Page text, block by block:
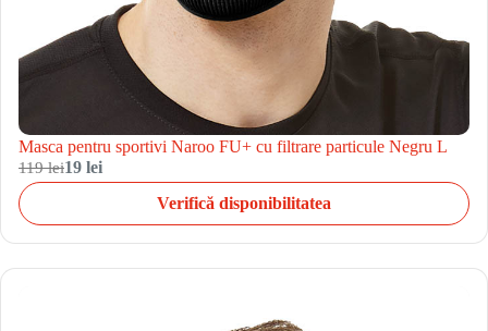
Masca pentru sportivi Naroo FU+ cu filtrare particule Negru L
119 lei19 lei
Verifică disponibilitatea